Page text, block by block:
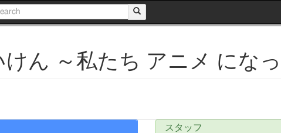
ん ～私たち アニメ にな
スタッフ